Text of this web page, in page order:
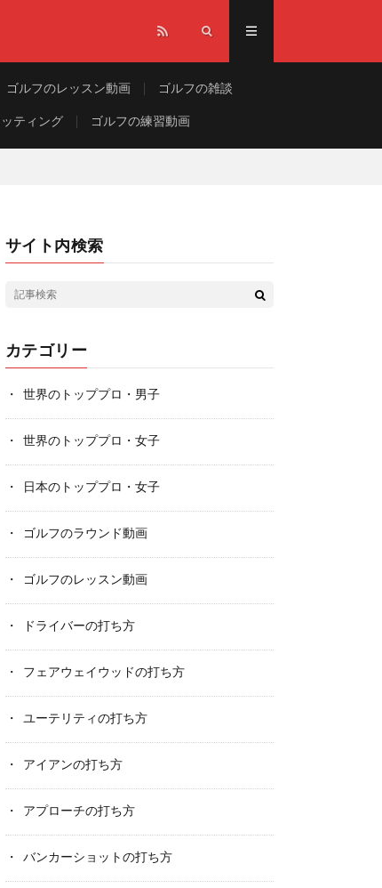
ゴルフのレッスン動画 ゴルフの雑談
ティング ゴルフの練習動画
サイト内検索
カテゴリー
世界のトッププロ・男子
世界のトッププロ・女子
日本のトッププロ・女子
ゴルフのラウンド動画
ゴルフのレッスン動画
ドライバーの打ち方
フェアウェイウッドの打ち方
ユーテリティの打ち方
アイアンの打ち方
アプローチの打ち方
バンカーショットの打ち方